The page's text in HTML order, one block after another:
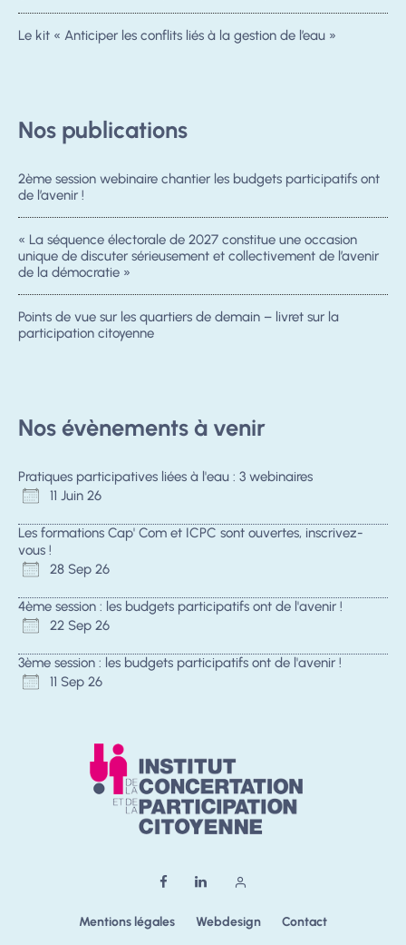
Le kit « Anticiper les conflits liés à la gestion de l’eau »
Nos publications
2ème session webinaire chantier les budgets participatifs ont
de l’avenir !
« La séquence électorale de 2027 constitue une occasion
unique de discuter sérieusement et collectivement de l’avenir
de la démocratie »
Points de vue sur les quartiers de demain – livret sur la
participation citoyenne
Nos évènements à venir
Pratiques participatives liées à l'eau : 3 webinaires
11 Juin 26
Les formations Cap' Com et ICPC sont ouvertes, inscrivez-
vous !
28 Sep 26
4ème session : les budgets participatifs ont de l'avenir !
22 Sep 26
3ème session : les budgets participatifs ont de l'avenir !
11 Sep 26
Mentions légales Webdesign Contact